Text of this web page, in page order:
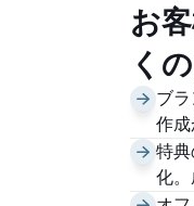
お
く
ブ
作
特
化